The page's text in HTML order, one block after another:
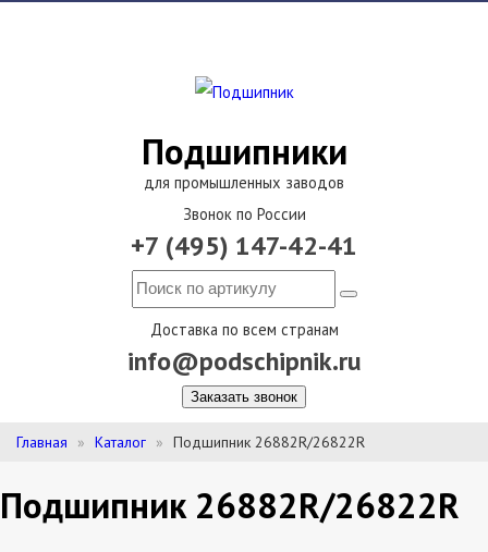
Подшипники
для промышленных заводов
Звонок по России
+7 (495) 147-42-41
Доставка по всем странам
info@podschipnik.ru
Заказать звонок
Главная Каталог Подшипник 26882R/26822R
Подшипник 26882R/26822R